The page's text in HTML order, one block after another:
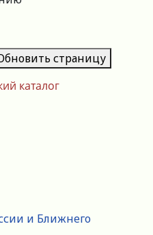
каталог
и Ближнего
страницу